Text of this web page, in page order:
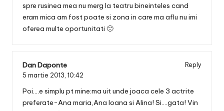
spre rusinea mea nu merg la teatru bineinteles cand
eram mica am fost poate si zona in care ma aflu nu imi
oferea multe oportunitati 🙁
Dan Daponte
Reply
5 martie 2013, 10:42
Poi….e simplu pt mine:ma uit unde joaca cele 3 actrite
preferate-Ana maria,Ana Ioana si Alina! Si….gata! Vin